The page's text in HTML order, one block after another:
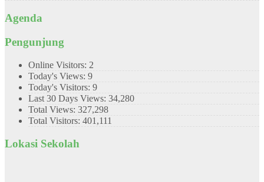
Agenda
Pengunjung
Online Visitors: 2
Today's Views: 9
Today's Visitors: 9
Last 30 Days Views: 34,280
Total Views: 327,298
Total Visitors: 401,111
Lokasi Sekolah